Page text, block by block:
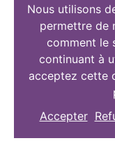
Nous utilisons
permettre de
comment le
continuant à
acceptez cette
Accepter